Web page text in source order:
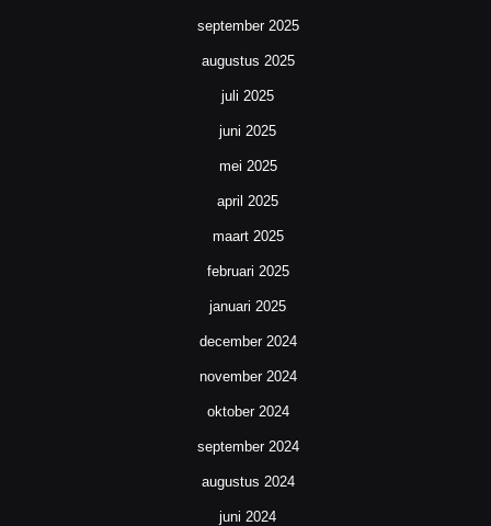
september 2025
augustus 2025
juli 2025
juni 2025
mei 2025
april 2025
maart 2025
februari 2025
januari 2025
december 2024
november 2024
oktober 2024
september 2024
augustus 2024
juni 2024